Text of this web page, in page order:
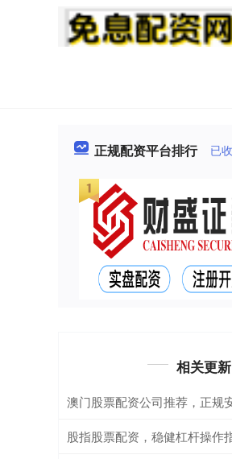
正规配资平台排行 已
相关更新
澳门股票配资公司推荐，正规
股指股票配资，稳健杠杆操作